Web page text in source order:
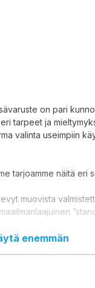
on pari
tarpeet ja
valinta useimpiin
tarjoamme näitä eri
muovista
makuupusseille ja -
enemmän